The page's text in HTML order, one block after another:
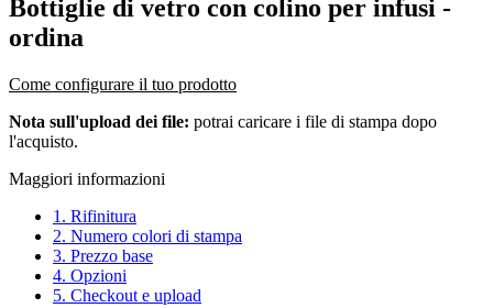
Bottiglie di vetro con colino per infusi -
ordina
Come configurare il tuo prodotto
Nota sull'upload dei file: potrai caricare i file di stampa dopo
l'acquisto.
Maggiori informazioni
1. Rifinitura
2. Numero colori di stampa
3. Prezzo base
4. Opzioni
5. Checkout e upload